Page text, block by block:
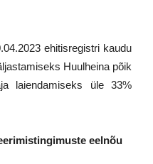
ehitisregistri kaudu
Huulheina põik
laiendamiseks üle 33%
eelnõu